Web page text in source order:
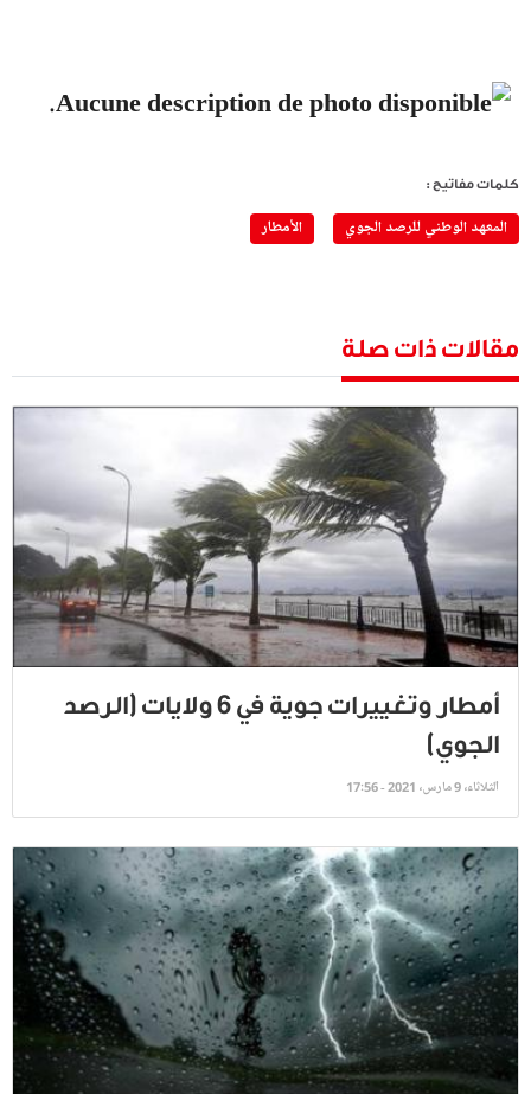
كلمات مفاتيح :
المعهد الوطني للرصد الجوي الأمطار
مقالات ذات صلة
أمطار وتغييرات جوية في 6 ولايات (الرصد
الجوي)
الثلاثاء، 9 مارس، 2021 - 17:56